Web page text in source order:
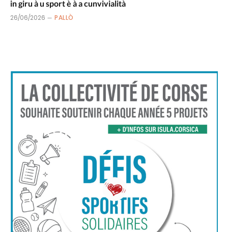
in giru à u sport è à a cunvivialità
26/06/2026 PALLÒ